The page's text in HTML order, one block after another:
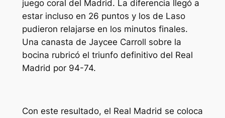
juego coral del Madrid. La diferencia llegó a
estar incluso en 26 puntos y los de Laso
pudieron relajarse en los minutos finales.
Una canasta de Jaycee Carroll sobre la
bocina rubricó el triunfo definitivo del Real
Madrid por 94-74.
Con este resultado, el Real Madrid se coloca